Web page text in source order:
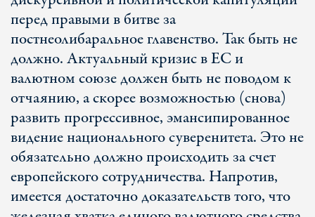
перед правыми в битве за
постнеолибаральное главенство. Так быть не
должно. Актуальный кризис в ЕС и
валютном союзе должен быть не поводом к
отчаянию, а скорее возможностью (снова)
развить прогрессивное, эмансипированное
видение национального суверенитета. Это не
обязательно должно происходить за счет
европейского сотрудничества. Напротив,
имеется достаточно доказательств того, что